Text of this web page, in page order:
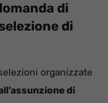
di
di
organizzate
di